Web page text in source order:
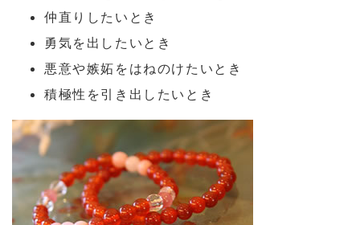
仲直りしたいとき
勇気を出したいとき
悪意や嫉妬をはねのけたいとき
積極性を引き出したいとき